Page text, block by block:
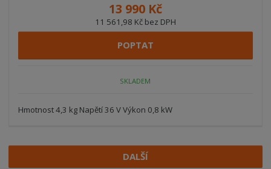
13 990 Kč
11 561,98 Kč bez DPH
POPTAT
SKLADEM
Hmotnost 4,3 kg Napětí 36 V Výkon 0,8 kW
DALŠÍ